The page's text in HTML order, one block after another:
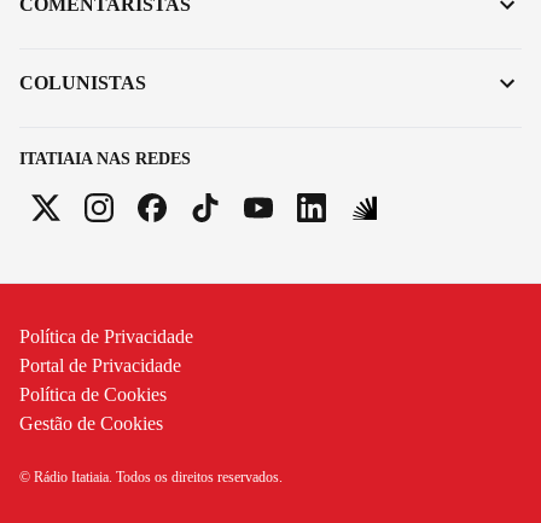
ITATIAIA NAS REDES
COLUNISTAS
Política de Privacidade
Portal de Privacidade
Política de Cookies
Gestão de Cookies
© Rádio Itatiaia. Todos os direitos reservados.